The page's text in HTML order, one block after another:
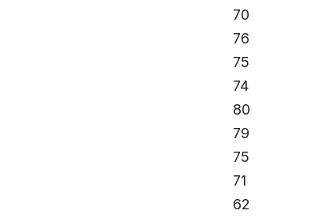
70
76
75
74
80
79
75
71
62